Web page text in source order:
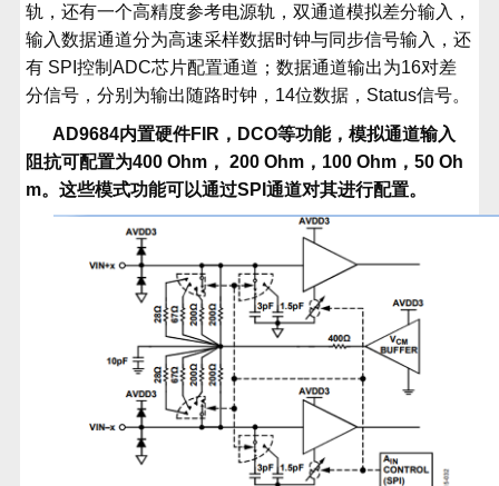
轨，还有一个高精度参考电源轨，双通道模拟差分输入，
输入数据通道分为高速采样数据时钟与同步信号输入，还
有 SPI控制ADC芯片配置通道；数据通道输出为16对差
分信号，分别为输出随路时钟， 14位数据， Status信号。
AD9684内置硬件FIR ， DCO等功能，模拟通道输入
阻抗可配置为400 Ohm ，200 Ohm ， 100 Ohm ，50 Oh
m。这些模式功能可以通过SPI通道对其进行配置。